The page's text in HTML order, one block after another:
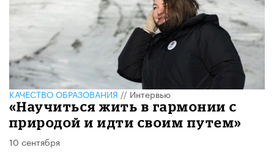
КАЧЕСТВО ОБРАЗОВАНИЯ//Интервью
«Научиться жить в гармонии с
природой и идти своим путем»
10 сентября